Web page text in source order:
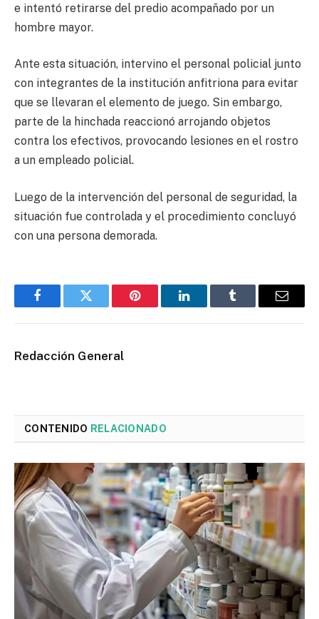
e intentó retirarse del predio acompañado por un
hombre mayor.
Ante esta situación, intervino el personal policial junto
con integrantes de la institución anfitriona para evitar
que se llevaran el elemento de juego. Sin embargo,
parte de la hinchada reaccionó arrojando objetos
contra los efectivos, provocando lesiones en el rostro
a un empleado policial.
Luego de la intervención del personal de seguridad, la
situación fue controlada y el procedimiento concluyó
con una persona demorada.
FacebookTwitter Pinterest LinkedInTumblr Email
Redacción General
CONTENIDO RELACIONADO